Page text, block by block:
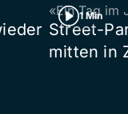
1 Min
«Ein Tag im
Street-
mitten in